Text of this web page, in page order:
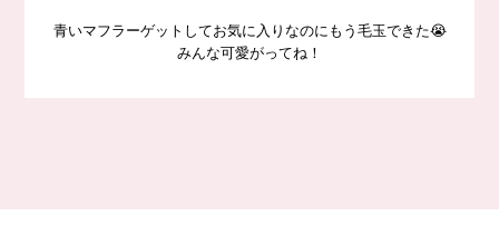
青いマフラーゲットしてお気に入りなのにもう毛玉できた😭
みんな可愛がってね！